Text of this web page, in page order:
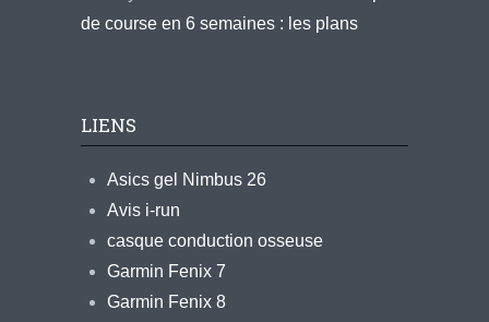
de course en 6 semaines : les plans
LIENS
Asics gel Nimbus 26
Avis i-run
casque conduction osseuse
Garmin Fenix 7
Garmin Fenix 8